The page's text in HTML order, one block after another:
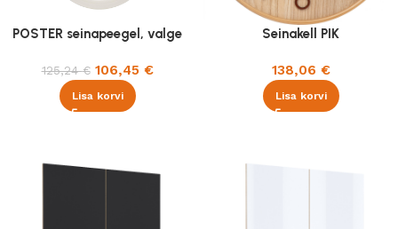
POSTER seinapeegel, valge
125,24€ 106,45 €
Lisa korvi
Seinakell PIK
138,06 €
Lisa korvi